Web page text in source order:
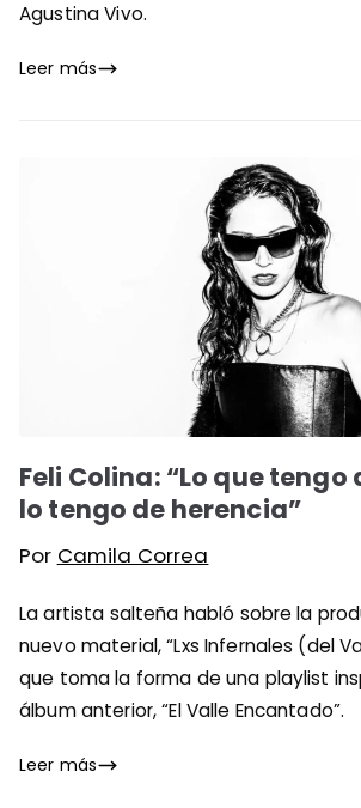
Agustina Vivo.
Leer más
Feli Colina: “Lo que
lo tengo de herencia”
Por Camila Correa
La artista salteña habló sobre la
nuevo material, “Lxs Infernales (del
que toma la forma de una playlist
álbum anterior, “El Valle Encantado”.
Leer más